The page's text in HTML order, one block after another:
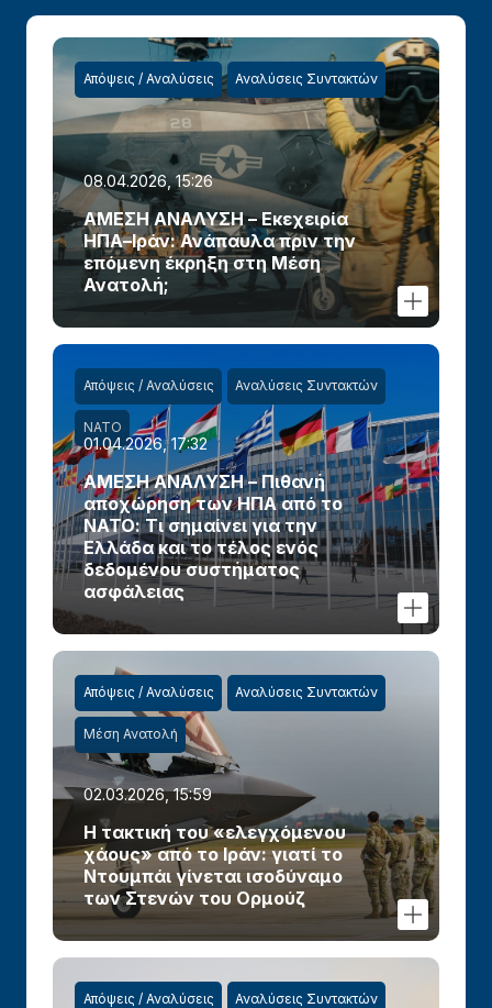
Απόψεις / Αναλύσεις Αναλύσεις Συντακτών
08.04.2026, 15:26
ΑΜΕΣΗ ΑΝΑΛΥΣΗ – Εκεχειρία
ΗΠΑ–Ιράν: Ανάπαυλα πριν την
επόμενη έκρηξη στη Μέση
Ανατολή;
Απόψεις / Αναλύσεις Αναλύσεις Συντακτών
ΝΑΤΟ
01.04.2026, 17:32
ΑΜΕΣΗ ΑΝΑΛΥΣΗ – Πιθανή
αποχώρηση των ΗΠΑ από το
ΝΑΤΟ: Τι σημαίνει για την
Ελλάδα και το τέλος ενός
δεδομένου συστήματος
ασφάλειας
Απόψεις / Αναλύσεις Αναλύσεις Συντακτών
Μέση Ανατολή
02.03.2026, 15:59
Η τακτική του «ελεγχόμενου
χάους» από το Ιράν: γιατί το
Ντουμπάι γίνεται ισοδύναμο
των Στενών του Ορμούζ
Απόψεις / Αναλύσεις Αναλύσεις Συντακτών